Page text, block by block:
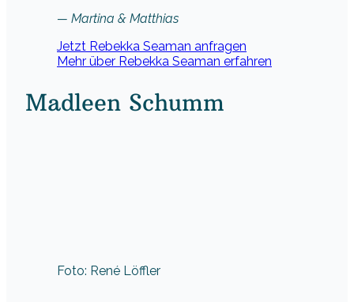
— Martina & Matthias
Jetzt Rebekka Seaman anfragen
Mehr über Rebekka Seaman erfahren
Madleen Schumm
Foto: René Löffler